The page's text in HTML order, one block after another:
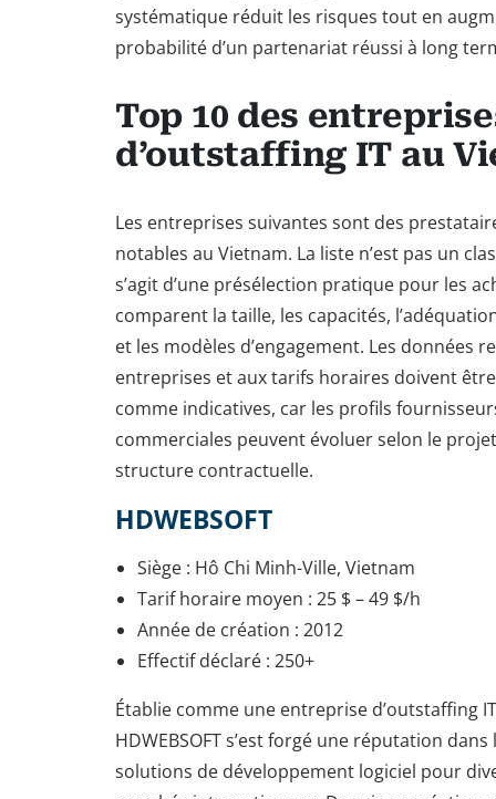
systématique réduit les risques tout en
probabilité d’un partenariat réussi à long
Top 10 des
d’outstaffing IT au
Les entreprises suivantes sont des
notables au Vietnam. La liste n’est pas un
s’agit d’une présélection pratique pour les
comparent la taille, les capacités,
et les modèles d’engagement. Les données
entreprises et aux tarifs horaires doivent
comme indicatives, car les profils
commerciales peuvent évoluer selon le
structure contractuelle.
HDWEBSOFT
Siège : Hô Chi Minh-Ville, Vietnam
Tarif horaire moyen : 25 $ – 49 $/h
Année de création : 2012
Effectif déclaré : 250+
Établie comme une entreprise d’outstaffing
HDWEBSOFT s’est forgé une réputation
solutions de développement logiciel pour